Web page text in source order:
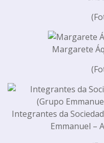
Margarete
Integrantes da
Emmanuel –